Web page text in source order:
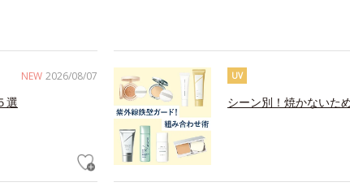
NEW 2026/08/07
選
UV
シーン別！焼かないた